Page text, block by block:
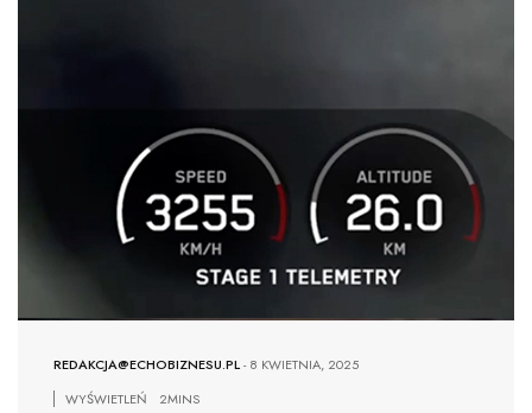
REDAKCJA@ECHOBIZNESU.PL-8 KWIETNIA, 2025
WYŚWIETLEŃ
2MINS